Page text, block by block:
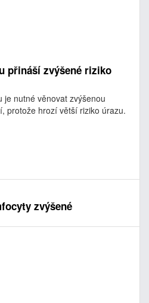
přináší zvýšené riziko
je nutné věnovat zvýšenou
protože hrozí větší riziko úrazu.
zvýšené